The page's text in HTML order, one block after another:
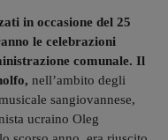
in occasione del 25
le celebrazioni
comunale. Il
nell’ambito degli
sangiovannese,
ucraino Oleg